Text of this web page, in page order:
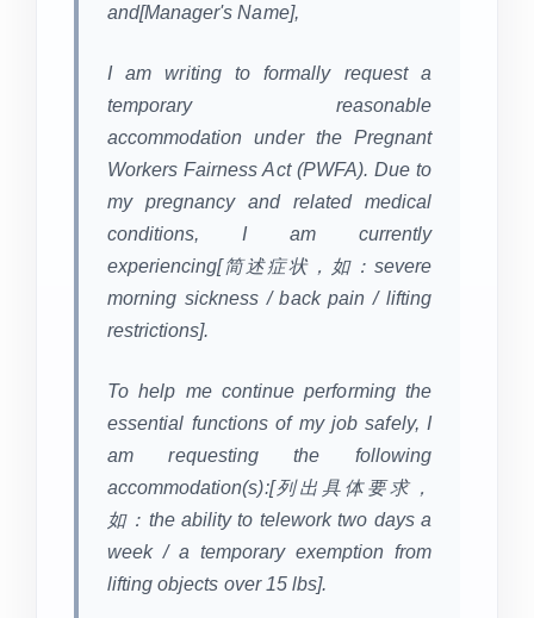
and[Manager's Name],
I am writing to formally request a
temporary reasonable
accommodation under the Pregnant
Workers Fairness Act (PWFA). Due to
my pregnancy and related medical
conditions, I am currently
experiencing[简述症状，如：severe
morning sickness / back pain / lifting
restrictions].
To help me continue performing the
essential functions of my job safely, I
am requesting the following
accommodation(s):[列出具体要求，
如：the ability to telework two days a
week / a temporary exemption from
lifting objects over 15 lbs].